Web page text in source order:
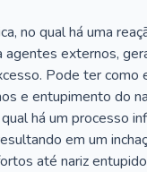
no qual há uma
agentes externos,
Pode ter como
e entupimento do
há um processo
em um
até nariz